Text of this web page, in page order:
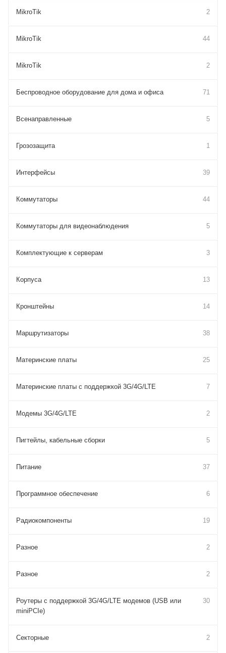
MikroTik 2
MikroTik 44
MikroTik 2
Беспроводное оборудование для дома и офиса 71
Всенаправленные 5
Грозозащита 1
Интерфейсы 39
Коммутаторы 44
Коммутаторы для видеонаблюдения 5
Комплектующие к серверам 3
Корпуса 13
Кронштейны 14
Маршрутизаторы 38
Материнские платы 25
Материнские платы с поддержкой 3G/4G/LTE 7
Модемы 3G/4G/LTE 2
Пигтейлы, кабельные сборки 5
Питание 37
Программное обеспечение 6
Радиокомпоненты 19
Разное 2
Разное 2
Роутеры с поддержкой 3G/4G/LTE модемов (USB или
miniPCIe)
30
Секторные 2